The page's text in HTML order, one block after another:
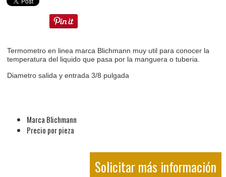
Termometro en linea marca Blichmann muy util para conocer la
temperatura del liquido que pasa por la manguera o tuberia.
Diametro salida y entrada 3/8 pulgada
Marca Blichmann
Precio por pieza
Solicitar más información